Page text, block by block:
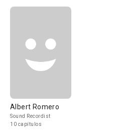
Albert Romero
Sound Recordist
10 capítulos